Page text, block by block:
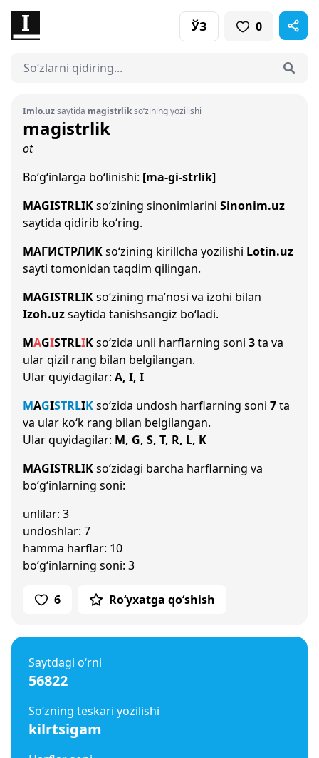
ЎЗ 0
Imlo.uzsaytida magistrlikso‘zining yozilishi
magistrlik
ot
Bo‘g‘inlarga bo‘linishi: [ma-gi-strlik]
MAGISTRLIKso‘zining sinonimlarini Sinonim.uz
saytida qidirib ko‘ring.
МАГИСТРЛИКso‘zining kirillcha yozilishi Lotin.uz
sayti tomonidan taqdim qilingan.
MAGISTRLIKso‘zining ma’nosi va izohi bilan
Izoh.uzsaytida tanishsangiz bo‘ladi.
MAGISTRLIKso‘zida unli harflarning soni 3ta va
ular qizil rang bilan belgilangan.
Ular quyidagilar: A, I, I
MAGISTRLIKso‘zida undosh harflarning soni 7ta
va ular ko‘k rang bilan belgilangan.
Ular quyidagilar: M, G, S, T, R, L, K
MAGISTRLIKso‘zidagi barcha harflarning va
bo‘g‘inlarning soni:
unlilar: 3
undoshlar: 7
hamma harflar: 10
bo‘g‘inlarning soni: 3
6 Ro‘yxatga qo‘shish
Saytdagi o‘rni
56822
So‘zning teskari yozilishi
kilrtsigam